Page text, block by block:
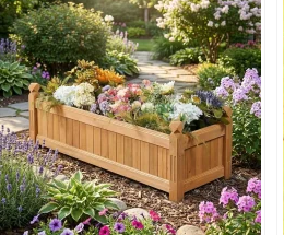
Stor upphöjd odlingslåda i
trä med spaljé och låsbara
hjul